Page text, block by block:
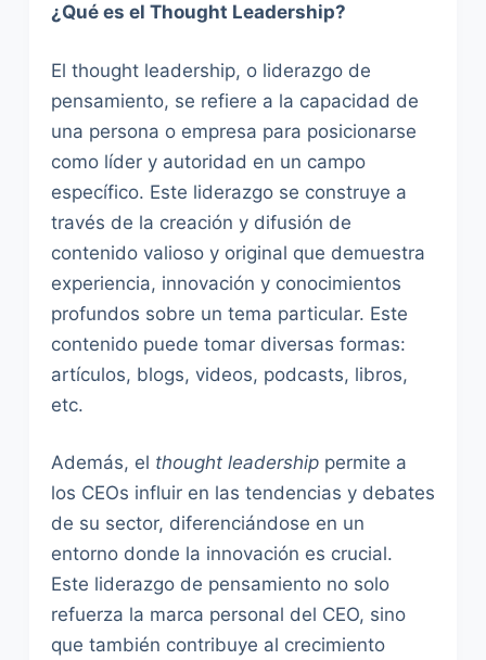
¿Qué es el Thought Leadership?
El thought leadership, o liderazgo de
pensamiento, se refiere a la capacidad de
una persona o empresa para posicionarse
como líder y autoridad en un campo
específico. Este liderazgo se construye a
través de la creación y difusión de
contenido valioso y original que demuestra
experiencia, innovación y conocimientos
profundos sobre un tema particular. Este
contenido puede tomar diversas formas:
artículos, blogs, videos, podcasts, libros,
etc.
Además, el thought leadershippermite a
los CEOs influir en las tendencias y debates
de su sector, diferenciándose en un
entorno donde la innovación es crucial.
Este liderazgo de pensamiento no solo
refuerza la marca personal del CEO, sino
que también contribuye al crecimiento